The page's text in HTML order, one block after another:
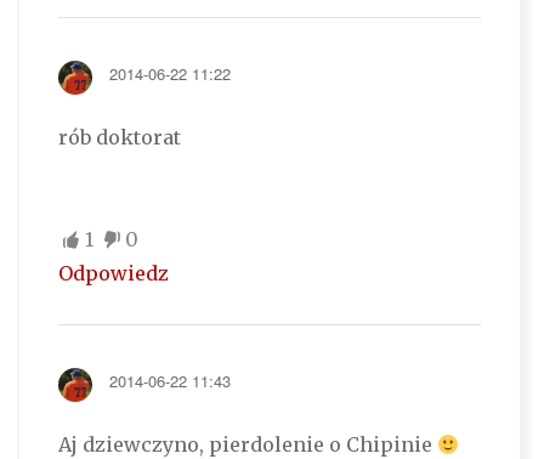
2014-06-22 11:22
rób doktorat
1
0
Odpowiedz
2014-06-22 11:43
Aj dziewczyno, pierdolenie o Chipinie